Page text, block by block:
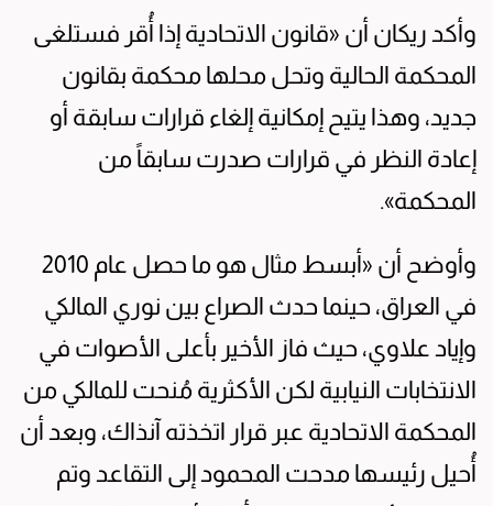
وأكد ريكان أن «قانون الاتحادية إذا أُقر فستلغى
المحكمة الحالية وتحل محلها محكمة بقانون
جديد، وهذا يتيح إمكانية إلغاء قرارات سابقة أو
إعادة النظر في قرارات صدرت سابقاً من
المحكمة».
وأوضح أن «أبسط مثال هو ما حصل عام 2010
في العراق، حينما حدث الصراع بين نوري المالكي
وإياد علاوي، حيث فاز الأخير بأعلى الأصوات في
الانتخابات النيابية لكن الأكثرية مُنحت للمالكي من
المحكمة الاتحادية عبر قرار اتخذته آنذاك، وبعد أن
أُحيل رئيسها مدحت المحمود إلى التقاعد وتم